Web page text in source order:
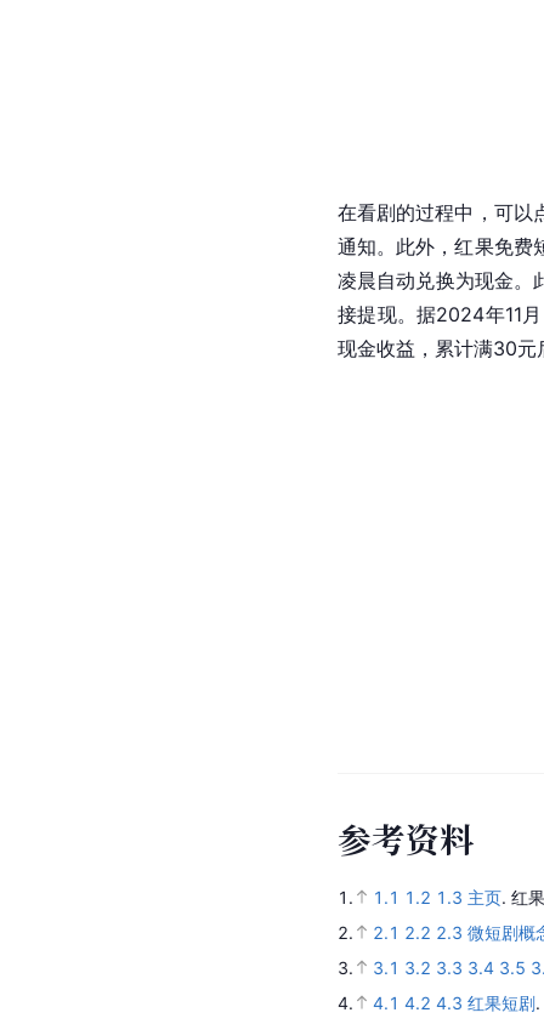
在看剧的过程中，可以
通知。此外，红果免费
凌晨自动兑换为现金。
接提现。据2024年11
现金收益，累计满30元
参考资料
1. 1.1 1.2 1.3 主页. 红
2.
2.1 2.2 2.3 微短剧概
3.
3.1 3.2 3.3 3.4 3.5
4.
4.1 4.2 4.3 红果短剧.